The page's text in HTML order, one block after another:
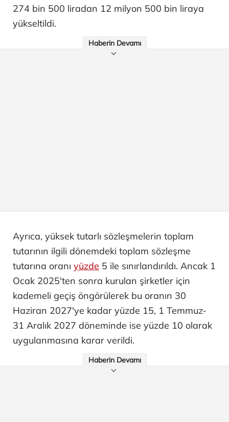
274 bin 500 liradan 12 milyon 500 bin liraya
yükseltildi.
Haberin Devamı
Ayrıca, yüksek tutarlı sözleşmelerin toplam
tutarının ilgili dönemdeki toplam sözleşme
tutarına oranı yüzde 5 ile sınırlandırıldı. Ancak 1
Ocak 2025'ten sonra kurulan şirketler için
kademeli geçiş öngörülerek bu oranın 30
Haziran 2027'ye kadar yüzde 15, 1 Temmuz-
31 Aralık 2027 döneminde ise yüzde 10 olarak
uygulanmasına karar verildi.
Haberin Devamı